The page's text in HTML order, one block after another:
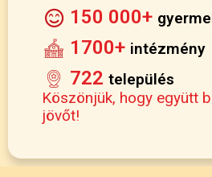
150 000+
1700+ intézmény
722 település
Köszönjük, hogy együtt
jövőt!